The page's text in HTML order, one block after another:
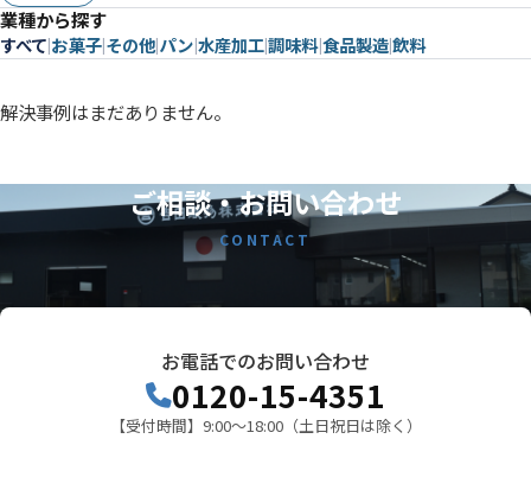
業種から探す
すべて お菓子その他パン水産加工調味料食品製造飲料
解決事例はまだありません。
ご相談・お問い合わせ
CONTACT
お電話でのお問い合わせ
0120-15-4351
【受付時間】9:00～18:00（土日祝日は除く）